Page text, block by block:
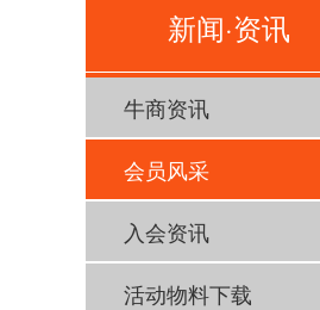
新闻·资讯
牛商资讯
会员风采
入会资讯
活动物料下载